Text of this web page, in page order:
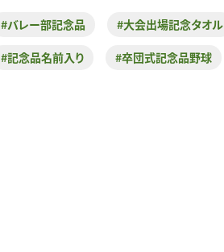
#バレー部記念品 #大会出場記念タオル
#記念品名前入り #卒団式記念品野球